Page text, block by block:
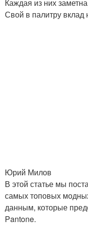
Каждая из них
Свой в палитру вклад
Юрий Милов
В этой статье мы
самых топовых
данным, которые
Pantone.